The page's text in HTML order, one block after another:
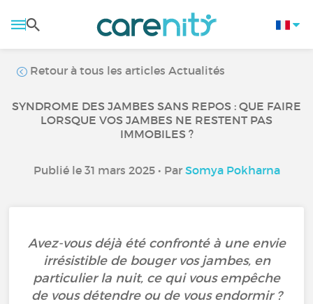
Retour à tous les articles Actualités
SYNDROME DES JAMBES SANS REPOS : QUE FAIRE
LORSQUE VOS JAMBES NE RESTENT PAS
IMMOBILES ?
Publié le 31 mars 2025 • Par Somya Pokharna
Avez-vous déjà été confronté à une envie
irrésistible de bouger vos jambes, en
particulier la nuit, ce qui vous empêche
de vous détendre ou de vous endormir ?